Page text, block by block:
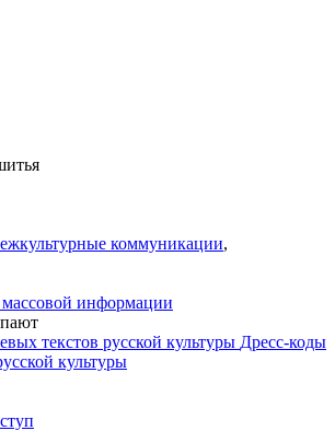
коммуникации,
массовой информации
Дресс-коды
культуры